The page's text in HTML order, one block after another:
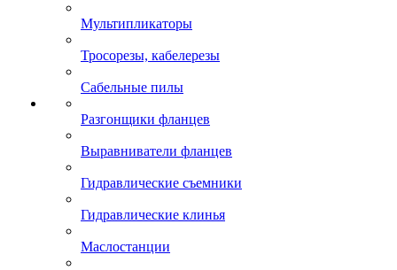
Мультипликаторы
Тросорезы, кабелерезы
Сабельные пилы
Разгонщики фланцев
Выравниватели фланцев
Гидравлические съемники
Гидравлические клинья
Маслостанции